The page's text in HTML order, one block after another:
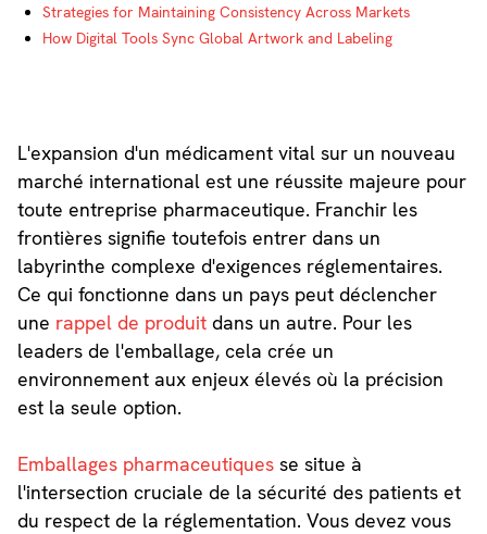
Strategies for Maintaining Consistency Across Markets
How Digital Tools Sync Global Artwork and Labeling
L'expansion d'un médicament vital sur un nouveau
marché international est une réussite majeure pour
toute entreprise pharmaceutique. Franchir les
frontières signifie toutefois entrer dans un
labyrinthe complexe d'exigences réglementaires.
Ce qui fonctionne dans un pays peut déclencher
une rappel de produitdans un autre. Pour les
leaders de l'emballage, cela crée un
environnement aux enjeux élevés où la précision
est la seule option.
Emballages pharmaceutiquesse situe à
l'intersection cruciale de la sécurité des patients et
du respect de la réglementation. Vous devez vous